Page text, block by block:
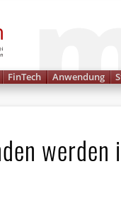
FinTech Anwendung